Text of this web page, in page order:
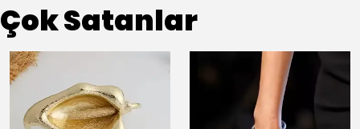
Çok Satanlar